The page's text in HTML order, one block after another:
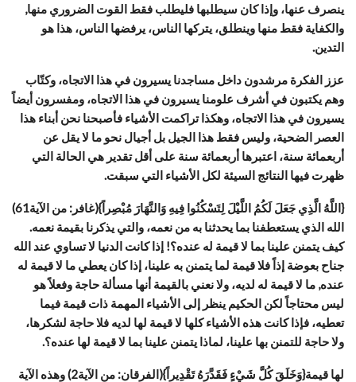
ينصرف عنها، وإذا كان سيطلبها فليطلب فقط القوت الضروري منها,
والكفاية فقط منها وينطلق، يتركها الناس، يرفضها الناس، هذا هو
التدين.
عزز الفكرة مرشدون داخل مساجدنا يسيرون في هذا الاتجاه، وكتّاب
وهم يكتبون في أشرف علومنا يسيرون في هذا الاتجاه، ومفسرون أيضاً
يسيرون في هذا الاتجاه، وهكذا تراكمت الأشياء فأصبحنا نحن أبناء هذا
العصر الضحية، وليس فقط هذا الجيل بل أجيال نحو ما لا يقل عن
أربعمائة سنة، اعتبرها أربعمائة سنة على أقل تقدير هي الحالة التي
ظهرت فيها النتائج السيئة لكل الأشياء التي سبقت.
{اللَّهُ الَّذِي جَعَلَ لَكُمُ اللَّيْلَ لِتَسْكُنُوا فِيهِ وَالنَّهَارَ مُبْصِراً}(غافر: من الآية61)
الله الذي يستعطفنا بما يحدثنا به من نعمه، والتي يذكرنا بقيمة نعمه.
كيف يتمنن علينا بما لا قيمة له عنده؟! إذا كانت الدنيا لا تساوي عند الله
جناح بعوضة إذاً فلا قيمة لما يتمنن به علينا، إذا كان يعطي ما لا قيمة له
عنده, ما لا قيمة له لديه، ولا نعني بالقيمة أنها مسألة حاجة وفعلاً هو
ليس محتاجاً لكن الحكيم ينظر إلى الأشياء المهمة ذات قيمة فيما
تعطيه، فإذا كانت هذه الأشياء كلها لا قيمة لها لديه فلا حاجة لشكرها،
ولا حاجة للتمنن بها علينا، لماذا يتمنن علينا بما لا قيمة لها عنده؟.
لها قيمة{وَخَلَقَ كُلَّ شَيْءٍ فَقَدَّرَهُ تَقْدِيراً}(الفرقان: من الآية2) وهذه الآية